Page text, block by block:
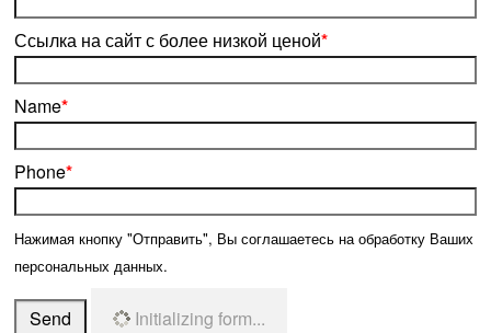
Ссылка на сайт с более низкой ценой*
Name*
Phone*
Нажимая кнопку "Отправить", Вы соглашаетесь на обработку Ваших
персональных данных.
Send Initializing form...